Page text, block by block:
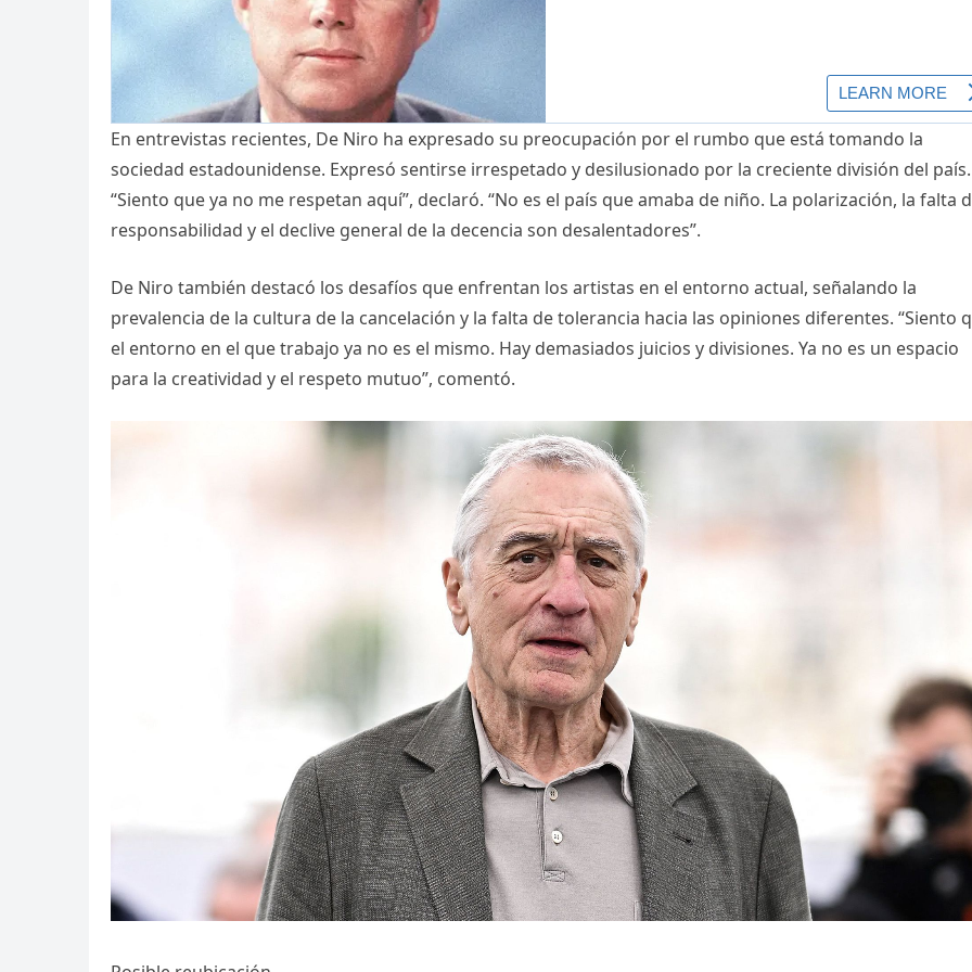
En entrevistas recientes, De Niro ha expresado su preocupación por el rumbo que está tomando la
sociedad estadounidense. Expresó sentirse irrespetado y desilusionado por la creciente división del país.
“Siento que ya no me respetan aquí”, declaró. “No es el país que amaba de niño. La polarización, la falta
responsabilidad y el declive general de la decencia son desalentadores”.
De Niro también destacó los desafíos que enfrentan los artistas en el entorno actual, señalando la
prevalencia de la cultura de la cancelación y la falta de tolerancia hacia las opiniones diferentes. “Siento
el entorno en el que trabajo ya no es el mismo. Hay demasiados juicios y divisiones. Ya no es un espacio
para la creatividad y el respeto mutuo”, comentó.